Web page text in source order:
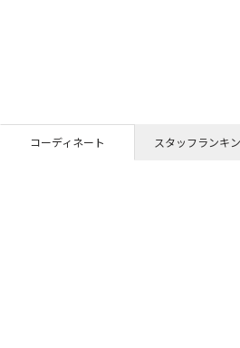
コーディネート スタッフランキ